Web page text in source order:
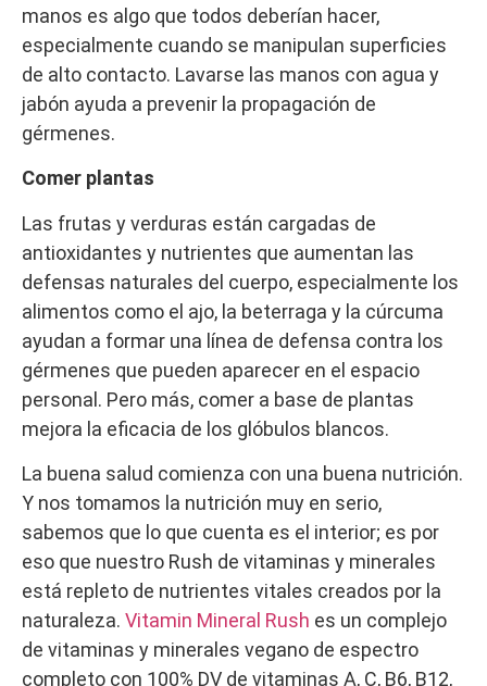
manos es algo que todos deberían hacer,
especialmente cuando se manipulan superficies
de alto contacto. Lavarse las manos con agua y
jabón ayuda a prevenir la propagación de
gérmenes.
Comer plantas
Las frutas y verduras están cargadas de
antioxidantes y nutrientes que aumentan las
defensas naturales del cuerpo, especialmente los
alimentos como el ajo, la beterraga y la cúrcuma
ayudan a formar una línea de defensa contra los
gérmenes que pueden aparecer en el espacio
personal. Pero más, comer a base de plantas
mejora la eficacia de los glóbulos blancos.
La buena salud comienza con una buena nutrición.
Y nos tomamos la nutrición muy en serio,
sabemos que lo que cuenta es el interior; es por
eso que nuestro Rush de vitaminas y minerales
está repleto de nutrientes vitales creados por la
naturaleza. Vitamin Mineral Rush es un complejo
de vitaminas y minerales vegano de espectro
completo con 100% DV de vitaminas A, C, B6, B12,